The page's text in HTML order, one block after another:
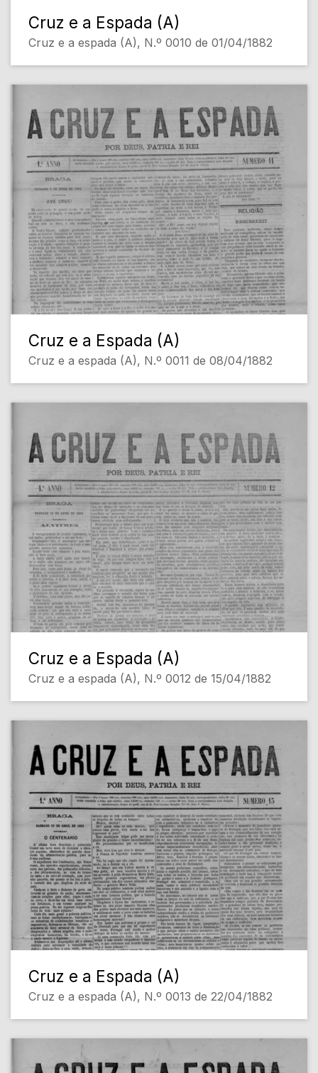
Cruz e a Espada (A)
Cruz e a espada (A), N.º 0010 de 01/04/1882
Cruz e a Espada (A)
Cruz e a espada (A), N.º 0011 de 08/04/1882
Cruz e a Espada (A)
Cruz e a espada (A), N.º 0012 de 15/04/1882
Cruz e a Espada (A)
Cruz e a espada (A), N.º 0013 de 22/04/1882